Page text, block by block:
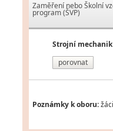
Zaměření nebo Školní
program (ŠVP)
Strojní mechanik
porovnat
Poznámky k oboru: